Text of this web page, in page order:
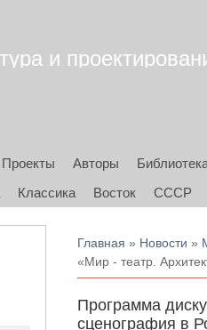
и
Проекты Авторы
Классика Восток СССР
Вы здесь
Главная » Новости »
«Мир - театр.
Программа
сценография в